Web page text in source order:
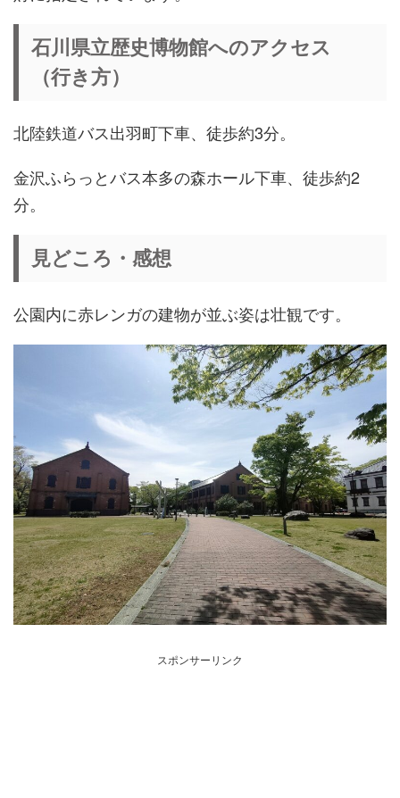
石川県立歴史博物館へのアクセス
（行き方）
北陸鉄道バス出羽町下車、徒歩約3分。
金沢ふらっとバス本多の森ホール下車、徒歩約2
分。
見どころ・感想
公園内に赤レンガの建物が並ぶ姿は壮観です。
スポンサーリンク